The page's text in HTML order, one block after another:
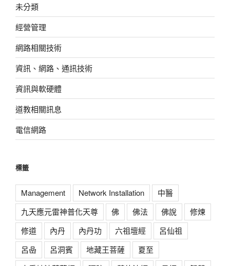
未分類
經營管理
網路相關技術
資訊、網路、通訊技術
資訊與軟硬體
道教相關訊息
電信網路
標籤
Management Network Installation
中醫
九天應元雷神普化天尊
佛 佛法 佛說
修煉
修道
內丹 內丹功 六祖壇經
呂仙祖
呂喦
呂洞賓 地藏王菩薩
夏至